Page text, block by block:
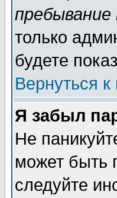
только
будете
Вернуться к
Я забыл
Не
может быть
следуйте